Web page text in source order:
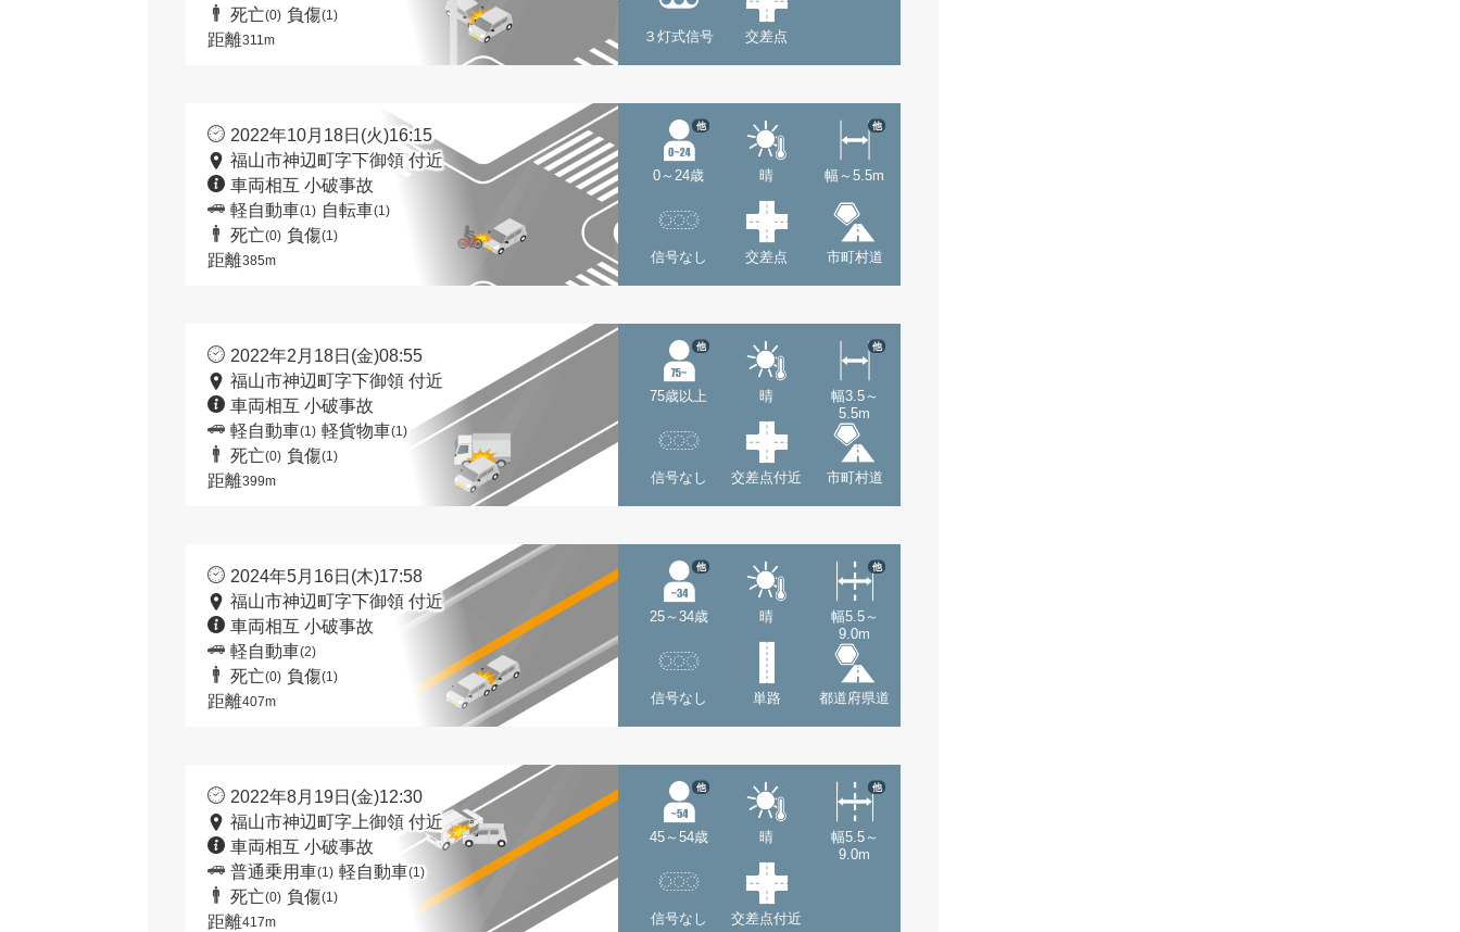
死亡(0) 負傷(1)
距離311m ３灯式信号 交差点
2022年10月18日(火)16:15
福山市神辺町字下御領 付近
車両相互 小破事故
軽自動車(1) 自転車(1)
死亡(0) 負傷(1)
距離385m
0～24歳
他
晴 幅～5.5m
他
信号なし 交差点 市町村道
2022年2月18日(金)08:55
福山市神辺町字下御領 付近
車両相互 小破事故
軽自動車(1) 軽貨物車(1)
死亡(0) 負傷(1)
距離399m
75歳以上
他
晴
幅3.5～
5.5m
他
信号なし 交差点付近 市町村道
2024年5月16日(木)17:58
福山市神辺町字下御領 付近
車両相互 小破事故
軽自動車(2)
死亡(0) 負傷(1)
距離407m
25～34歳
他
晴
幅5.5～
9.0m
他
信号なし 単路 都道府県道
2022年8月19日(金)12:30
福山市神辺町字上御領 付近
車両相互 小破事故
普通乗用車(1) 軽自動車(1)
死亡(0) 負傷(1)
距離417m
45～54歳
他
晴
幅5.5～
9.0m
他
信号なし 交差点付近